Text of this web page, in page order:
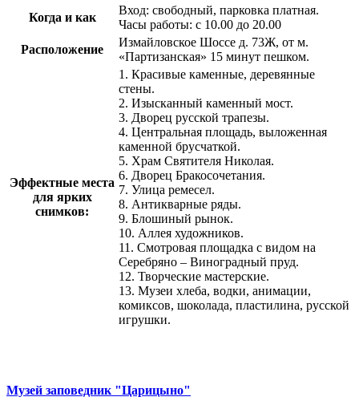
Когда и как
Вход: свободный, парковка платная.
Часы работы: с 10.00 до 20.00
Расположение
Измайловское Шоссе д. 73Ж, от м.
«Партизанская» 15 минут пешком.
Эффектные места
для ярких
снимков:
1. Красивые каменные, деревянные
стены.
2. Изысканный каменный мост.
3. Дворец русской трапезы.
4. Центральная площадь, выложенная
каменной брусчаткой.
5. Храм Святителя Николая.
6. Дворец Бракосочетания.
7. Улица ремесел.
8. Антикварные ряды.
9. Блошиный рынок.
10. Аллея художников.
11. Смотровая площадка с видом на
Серебряно – Виноградный пруд.
12. Творческие мастерские.
13. Музеи хлеба, водки, анимации,
комиксов, шоколада, пластилина, русской
игрушки.
Музей заповедник "Царицыно"